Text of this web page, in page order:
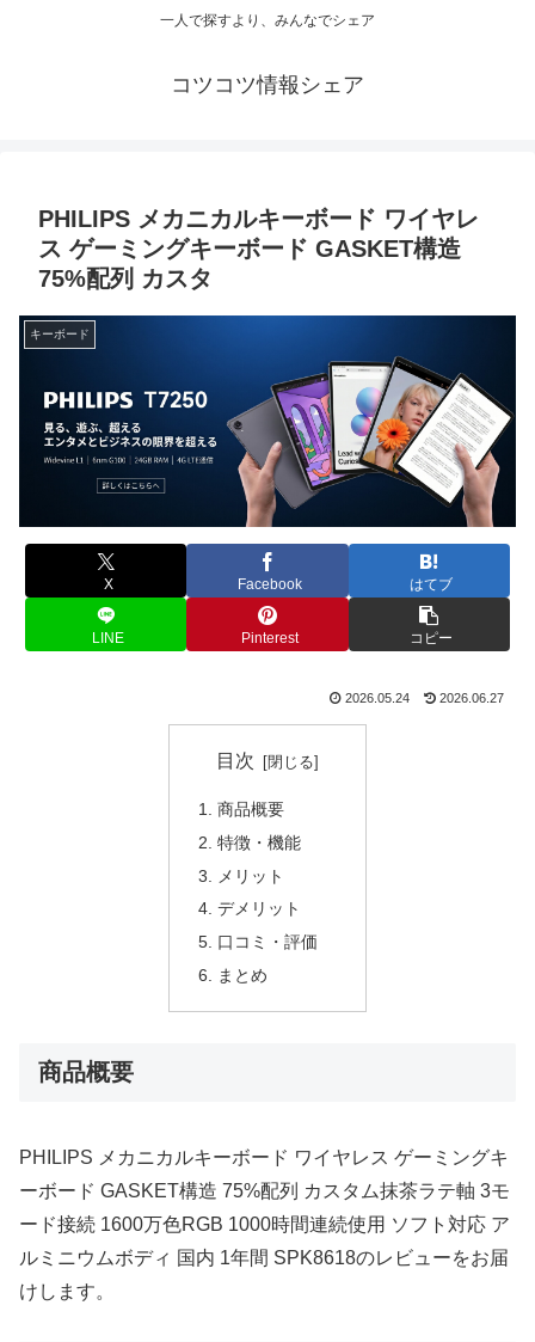
一人で探すより、みんなでシェア
コツコツ情報シェア
PHILIPS メカニカルキーボード ワイヤレ
ス ゲーミングキーボード GASKET構造
75%配列 カスタ
キーボード
X Facebook はてブ
LINE Pinterest コピー
2026.05.24 2026.06.27
目次
商品概要
特徴・機能
メリット
デメリット
口コミ・評価
まとめ
商品概要
PHILIPS メカニカルキーボード ワイヤレス ゲーミングキ
ーボード GASKET構造 75%配列 カスタム抹茶ラテ軸 3モ
ード接続 1600万色RGB 1000時間連続使用 ソフト対応 ア
ルミニウムボディ 国内 1年間 SPK8618のレビューをお届
けします。